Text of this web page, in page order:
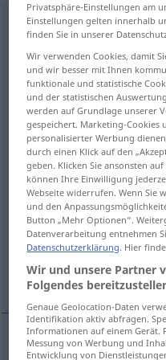
Beschlagnahmef <
Übersicht aller
(Für mehr Details die
confiscation
seizure, distress,
sequestration
seizure, impounding
garnishment,
arrestment
Privatsphäre-Einstellungen am
Einstellungen gelten innerhalb
finden Sie in unserer
Wir verwenden Cookies, damit
und wir besser mit Ihnen
funktionale und statistische
und der statistischen
werden auf Grundlage unserer
gespeichert. Marketing-Cookies
personalisierter Werbung
durch einen Klick auf den
geben. Klicken Sie ansonsten
können Ihre Einwilligung
Webseite widerrufen. Wenn Sie
und den
Button „Mehr Optionen“.
Datenverarbeitung entnehmen
Datenschutzerklärung. Hier
Wir und unsere Partner
Folgendes
Genaue Geolocation-Daten
Identifikation aktiv abfragen.
Informationen auf einem Gerät.
Messung von Werbung und
Entwicklung von